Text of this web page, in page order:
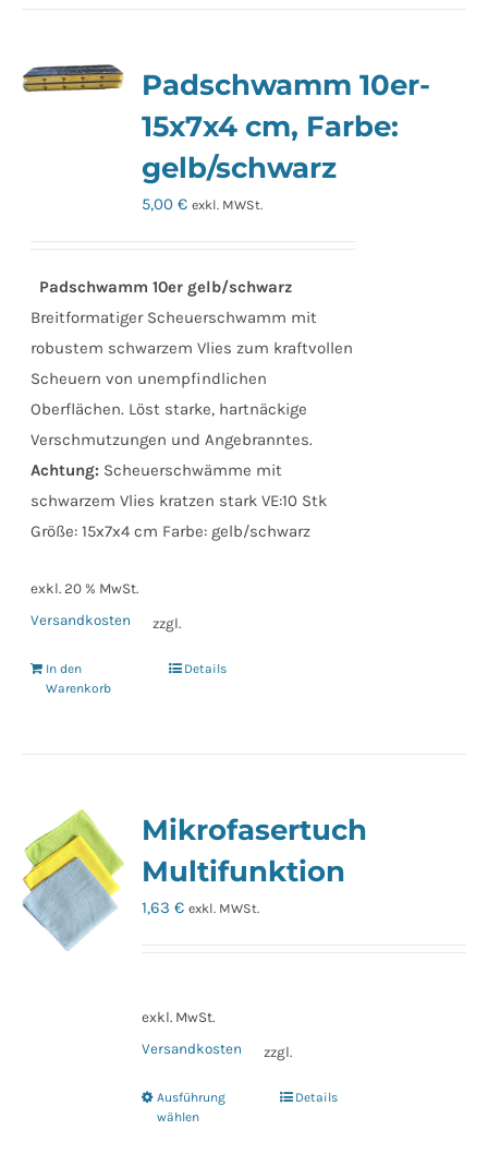
Padschwamm 10er-
15x7x4 cm, Farbe:
gelb/schwarz
5,00€ exkl. MWSt.
Padschwamm 10er gelb/schwarz
Breitformatiger Scheuerschwamm mit
robustem schwarzem Vlies zum kraftvollen
Scheuern von unempfindlichen
Oberflächen. Löst starke, hartnäckige
Verschmutzungen und Angebranntes.
Achtung: Scheuerschwämme mit
schwarzem Vlies kratzen stark VE:10 Stk
Größe: 15x7x4 cm Farbe: gelb/schwarz
exkl. 20 % MwSt.
zzgl.
Versandkosten
In den
Warenkorb
Details
Mikrofasertuch
Multifunktion
1,63€ exkl. MWSt.
exkl. MwSt.
zzgl.
Versandkosten
Ausführung
wählen
Dieses
Details